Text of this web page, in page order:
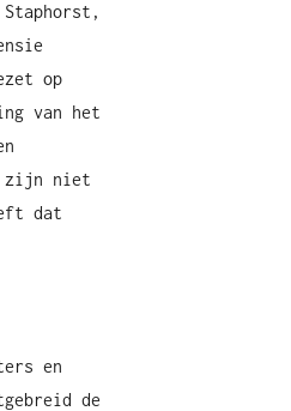
op
van het
zijn niet
dat
en
de